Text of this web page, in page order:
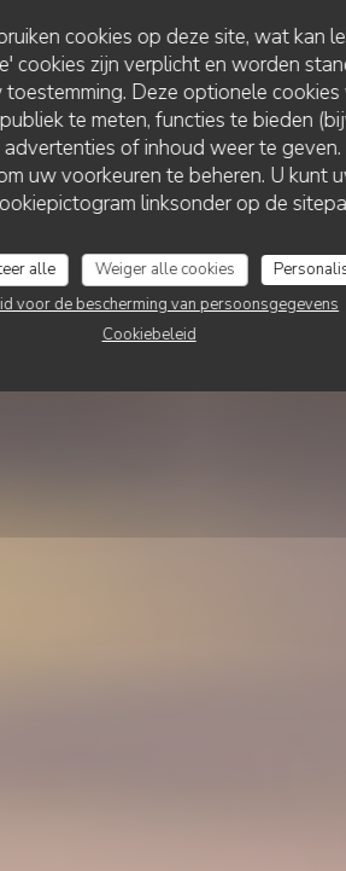
cookies op deze site, wat kan
cookies zijn verplicht en worden
Deze optionele
te meten, functies te bieden
of inhoud weer te geven.
uw voorkeuren te beheren. U kunt
linksonder op de
alle Weiger alle cookies
voor de bescherming van persoonsgegevens
Cookiebeleid
RESTAURANT• PARIS
- Lycée
RESERVEER EEN TAFEL
- LYCÉE JEAN